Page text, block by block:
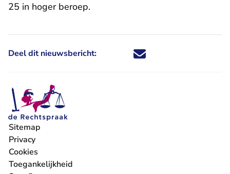
25 in hoger beroep.
Deel dit nieuwsbericht: Deel dit nieuwsbericht via X -
Deel dit nieuwsbericht via
Deel dit nieuwsbericht
Deel dit
Sitemap
Privacy
Cookies
Toegankelijkheid